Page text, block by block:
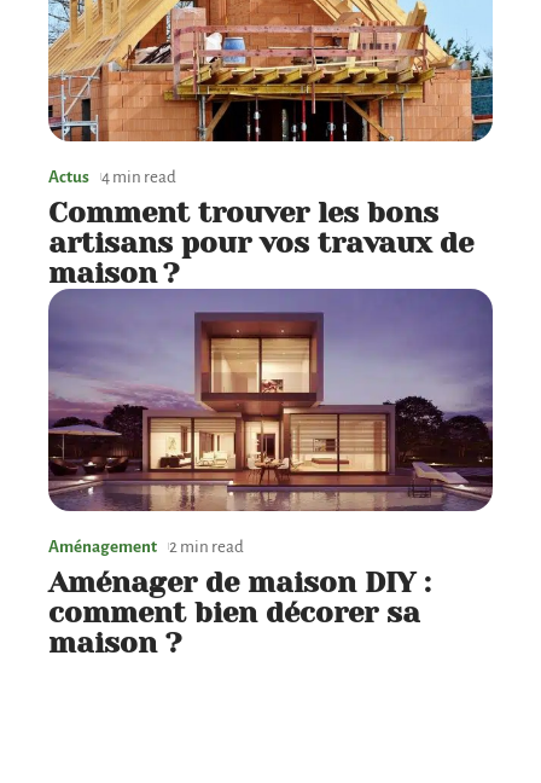
Actus 4 min read
Comment trouver les bons
artisans pour vos travaux de
maison ?
Aménagement 2 min read
Aménager de maison DIY :
comment bien décorer sa
maison ?